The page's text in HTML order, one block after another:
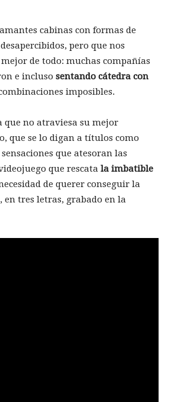
cabinas con formas de
pero que nos
de todo: muchas compañías
e incluso sentando cátedra con
imposibles.
que no atraviesa su mejor
que se lo digan a títulos como
que atesoran las
que rescata la imbatible
de querer conseguir la
tres letras, grabado en la